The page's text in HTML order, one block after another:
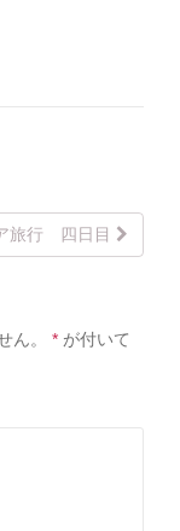
旅行 四日目
ん。 * が付いて